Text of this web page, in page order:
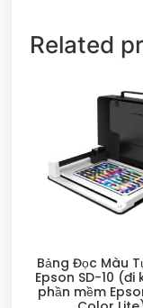
Related
Bảng Đọc Màu
Epson SD-10 (đi
phần mềm